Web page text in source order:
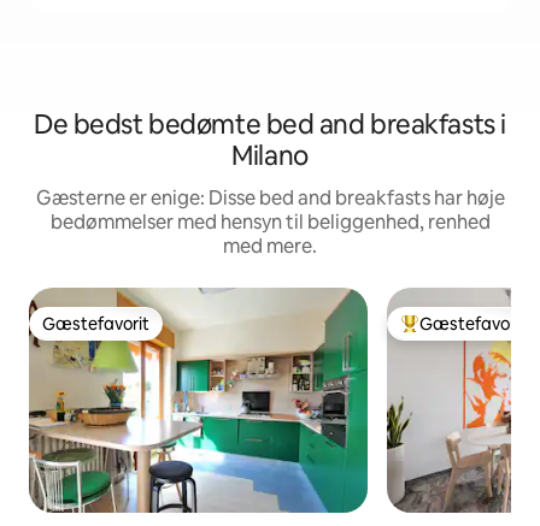
De bedst bedømte bed and breakfasts i
Milano
Gæsterne er enige: Disse bed and breakfasts har høje
bedømmelser med hensyn til beliggenhed, renhed
med mere.
Gæstefavorit
Gæstefavorit Bedste
Gæstefavorit